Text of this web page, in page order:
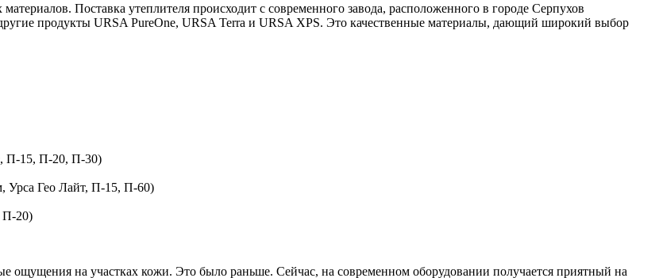
Поставка утеплителя происходит с современного завода, расположенного в городе Серпухов
продукты URSA PureOne, URSA Terra и URSA XPS. Это качественные материалы, дающий широкий выбор
П-15, П-20, П-30)
Урса Гео Лайт, П-15, П-60)
П-20)
ощущения на участках кожи. Это было раньше. Сейчас, на современном оборудовании получается приятный на